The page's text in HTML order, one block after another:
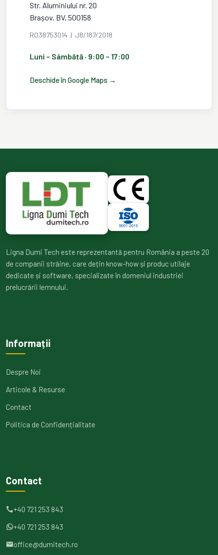
Str. Aluminiului nr. 20
Brașov, BV, 500158
RO38753014 | J8/187/2018
Luni – Sâmbătă · 9:00 – 17:00
Deschide în Google Maps →
Ligna Dumi Tech este reprezentantă pentru România a peste 20
de companii străine, care dețin know-how și produc utilaje
dedicate și software, specializate în domeniul industriei
prelucrării lemnului.
Informații
Despre Noi
Articole & Resurse
Contact
Politica de Confidențialitate
Contact
+40 721 253 843
+40 721 253 843
office@dumitech.ro